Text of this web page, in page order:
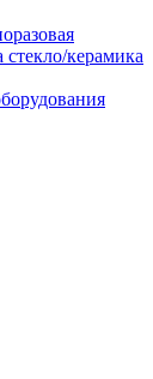
стекло/керамика